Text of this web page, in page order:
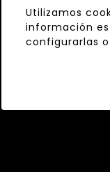
Utilizamos
información
configurarlas